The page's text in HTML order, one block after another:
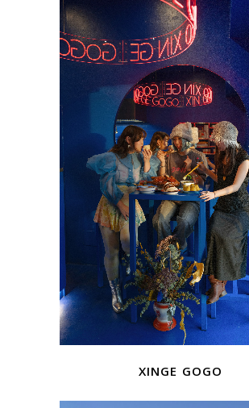
xinge gogo